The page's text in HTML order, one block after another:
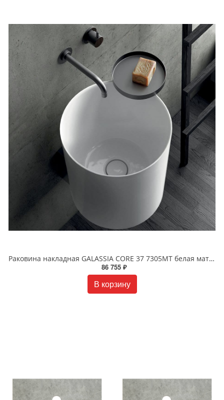
Раковина накладная GALASSIA CORE 37 7305MT белая матовая
86 755 ₽
В корзину